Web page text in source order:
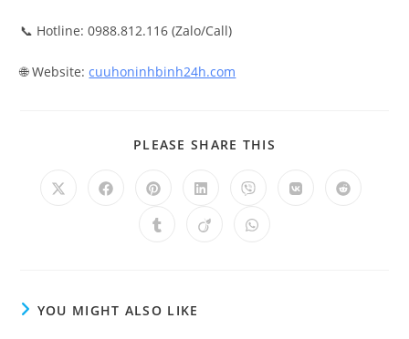
📞 Hotline: 0988.812.116 (Zalo/Call)
🌐 Website:cuuhoninhbinh24h.com
PLEASE SHARE THIS
YOU MIGHT ALSO LIKE